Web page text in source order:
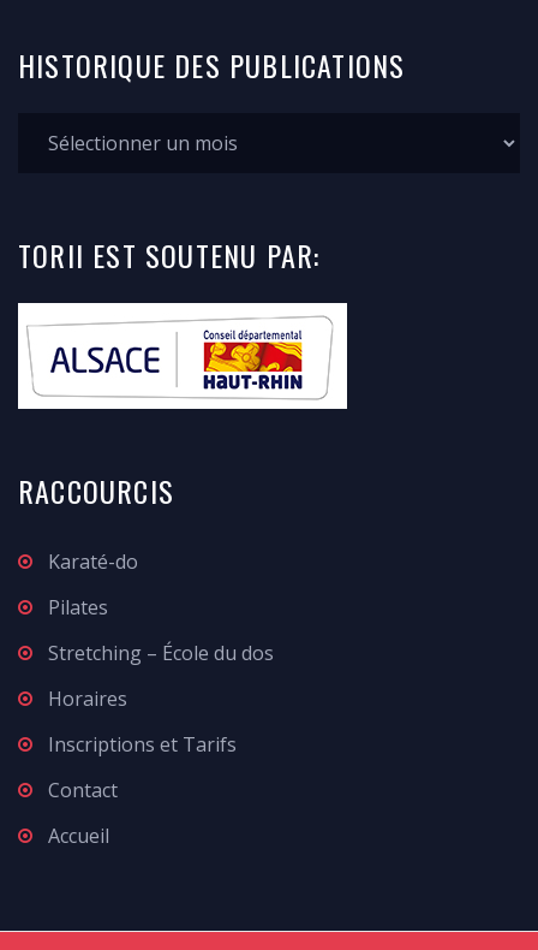
HISTORIQUE DES PUBLICATIONS
TORII EST SOUTENU PAR:
RACCOURCIS
Karaté-do
Pilates
Stretching – École du dos
Horaires
Inscriptions et Tarifs
Contact
Accueil